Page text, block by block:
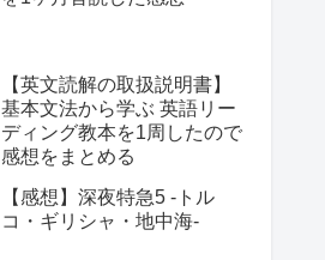
【英文読解の取扱説明書】
基本文法から学ぶ 英語リー
ディング教本を1周したので
感想をまとめる
【感想】深夜特急5 -トル
コ・ギリシャ・地中海-